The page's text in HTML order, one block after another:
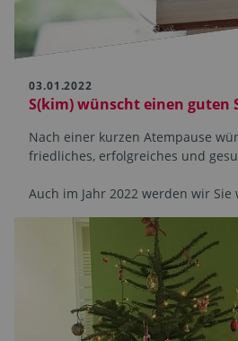
03.01.2022
S(kim) wünscht einen guten
Nach einer kurzen Atempause
friedliches, erfolgreiches und
Auch im Jahr 2022 werden wir